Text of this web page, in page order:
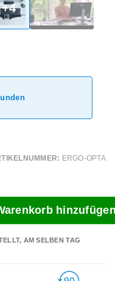
+4
ERGO-OPTA
AM SELBEN TAG